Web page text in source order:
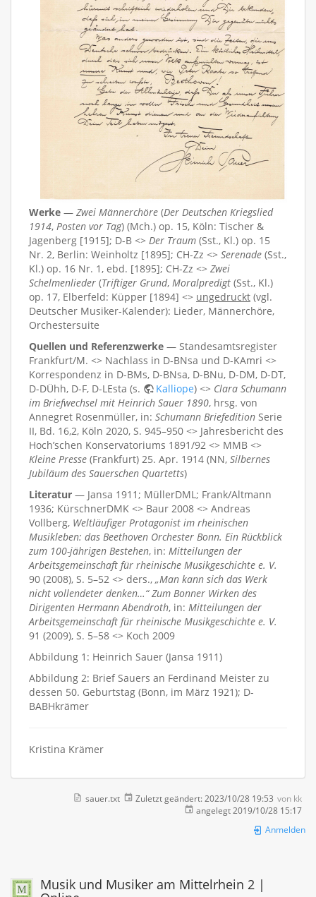
Werke — Zwei Männerchöre (Der Deutschen Kriegslied
1914, Posten vor Tag) (Mch.) op. 15, Köln: Tischer &
Jagenberg [1915]; D-B <> Der Traum (Sst., Kl.) op. 15
Nr. 2, Berlin: Weinholtz [1895]; CH-Zz <> Serenade (Sst.,
Kl.) op. 16 Nr. 1, ebd. [1895]; CH-Zz <> Zwei
Schelmenlieder (Triftiger Grund, Moralpredigt (Sst., Kl.)
op. 17, Elberfeld: Küpper [1894] <> ungedruckt (vgl.
Deutscher Musiker-Kalender): Lieder, Männerchöre,
Orchestersuite
Quellen und Referenzwerke — Standesamtsregister
Frankfurt/M. <> Nachlass in D-BNsa und D-KAmri <>
Korrespondenz in D-BMs, D-BNsa, D-BNu, D-DM, D-DT,
D-DÜhh, D-F, D-LEsta (s.
Kalliope) <> Clara Schumann
im Briefwechsel mit Heinrich Sauer 1890, hrsg. von
Annegret Rosenmüller, in: Schumann Briefedition Serie
II, Bd. 16,2, Köln 2020, S. 945–950 <> Jahresbericht des
Hoch’schen Konservatoriums 1891/92 <> MMB <>
Kleine Presse (Frankfurt) 25. Apr. 1914 (NN, Silbernes
Jubiläum des Sauerschen Quartetts)
Literatur — Jansa 1911; MüllerDML; Frank/Altmann
1936; KürschnerDMK <> Baur 2008 <> Andreas
Vollberg, Weltläufiger Protagonist im rheinischen
Musikleben: das Beethoven Orchester Bonn. Ein Rückblick
zum 100-jährigen Bestehen, in: Mitteilungen der
Arbeitsgemeinschaft für rheinische Musikgeschichte e. V.
90 (2008), S. 5–52 <> ders., „Man kann sich das Werk
nicht vollendeter denken…“ Zum Bonner Wirken des
Dirigenten Hermann Abendroth, in: Mitteilungen der
Arbeitsgemeinschaft für rheinische Musikgeschichte e. V.
91 (2009), S. 5–58 <> Koch 2009
Abbildung 1: Heinrich Sauer (Jansa 1911)
Abbildung 2: Brief Sauers an Ferdinand Meister zu
dessen 50. Geburtstag (Bonn, im März 1921); D-
BABHkrämer
Kristina Krämer
sauer.txt Zuletzt geändert: 2023/10/28 19:53 von kk
angelegt 2019/10/28 15:17
Anmelden
Musik und Musiker am Mittelrhein 2 |